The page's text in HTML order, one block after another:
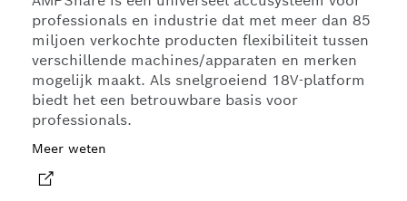
professionals en industrie dat met meer dan 85
miljoen verkochte producten flexibiliteit tussen
verschillende machines/apparaten en merken
mogelijk maakt. Als snelgroeiend 18V-platform
biedt het een betrouwbare basis voor
professionals.
Meer weten